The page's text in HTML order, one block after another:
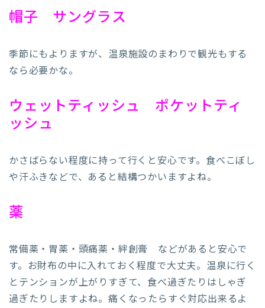
帽子 サングラス
季節にもよりますが、温泉施設のまわりで観光もする
なら必要かな。
ウェットティッシュ ポケットティ
ッシュ
かさばらない程度に持って行くと安心です。食べこぼし
や汗ふきなどで、あると結構つかいますよね。
薬
常備薬・胃薬・頭痛薬・絆創膏 などがあると安心で
す。お財布の中に入れておく程度で大丈夫。温泉に行く
とテンションが上がりすぎて、食べ過ぎたりはしゃぎ
過ぎたりしますよね。痛くなったらすぐ対応出来るよ